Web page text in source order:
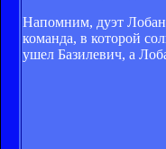
Напомним, дуэт
команда, в которой
ушел Базилевич, а